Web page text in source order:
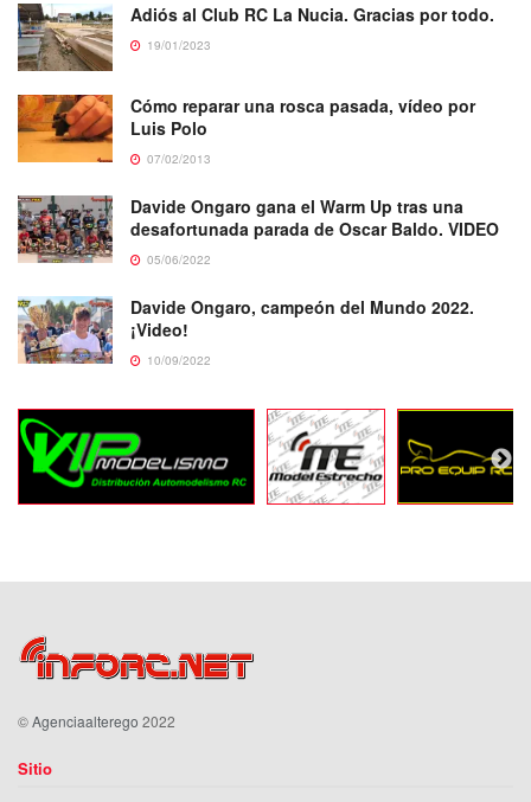
Adiós al Club RC La Nucia. Gracias por todo.
19/01/2023
Cómo reparar una rosca pasada, vídeo por
Luis Polo
07/02/2013
Davide Ongaro gana el Warm Up tras una
desafortunada parada de Oscar Baldo. VIDEO
05/06/2022
Davide Ongaro, campeón del Mundo 2022.
¡Video!
10/09/2022
©Agenciaalterego 2022
Sitio